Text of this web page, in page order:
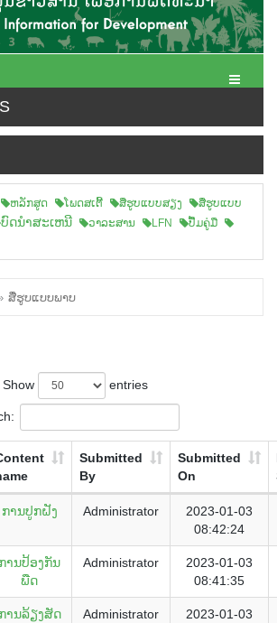
Toggle
ຫລັກສູດ ໂພດສເຕີ້ ສືຮູບແບບສຽງ
ສື່ຮູບແບບ
ບົດນຳສະເຫນີ ວາລະສານ LFN
ປື້ມຄູ່ມື
ສື່ຮູບແບບພາບ
Show entries
Submitted
By
Submitted
On
ການປູກຝັງ Administrator
2023-01-03
08:42:24
ການປ້ອງກັນ
ພືດ
Administrator
2023-01-03
08:41:35
ການລ້ຽງສັດ Administrator
2023-01-03